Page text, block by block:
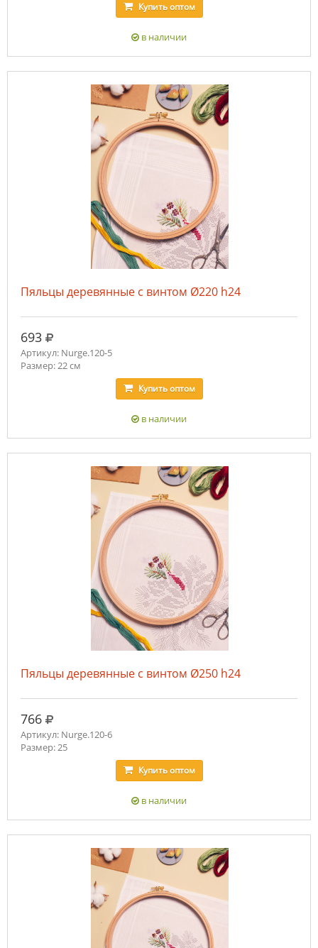
Купитьоптом
в наличии
Пяльцы деревянные с винтом Ø220 h24
693 руб.
Артикул: Nurge.120-5
Размер: 22 см
Купитьоптом
в наличии
Пяльцы деревянные с винтом Ø250 h24
766 руб.
Артикул: Nurge.120-6
Размер: 25
Купитьоптом
в наличии